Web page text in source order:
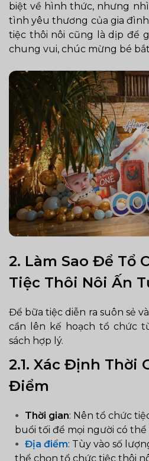
biệt về hình thức, nhưng
tình yêu thương của gia đình
tiệc thôi nôi cũng là dịp để
chung vui, chúc mừng bé
2. Làm Sao Để Tổ
Tiệc Thôi Nôi Ấn
Để bữa tiệc diễn ra suôn sẻ
cần lên kế hoạch tổ chức
sách hợp lý.
2.1. Xác Định Thời
Điểm
Thời gian: Nên tổ chức
buổi tối để mọi người có
Địa điểm: Tùy vào số
thể chọn tổ chức tiệc thôi